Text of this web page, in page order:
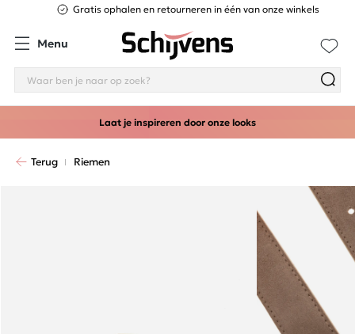
Gratis ophalen en retourneren in één van onze winkels
Menu
Laat je inspireren door onze looks
Terug Riemen